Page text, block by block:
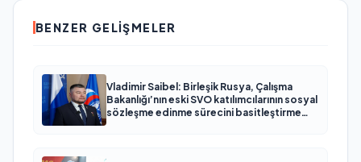
BENZER GELIŞMELER
Vladimir Saibel: Birleşik Rusya, Çalışma
Bakanlığı’nın eski SVO katılımcılarının sosyal
sözleşme edinme sürecini basitleştirme